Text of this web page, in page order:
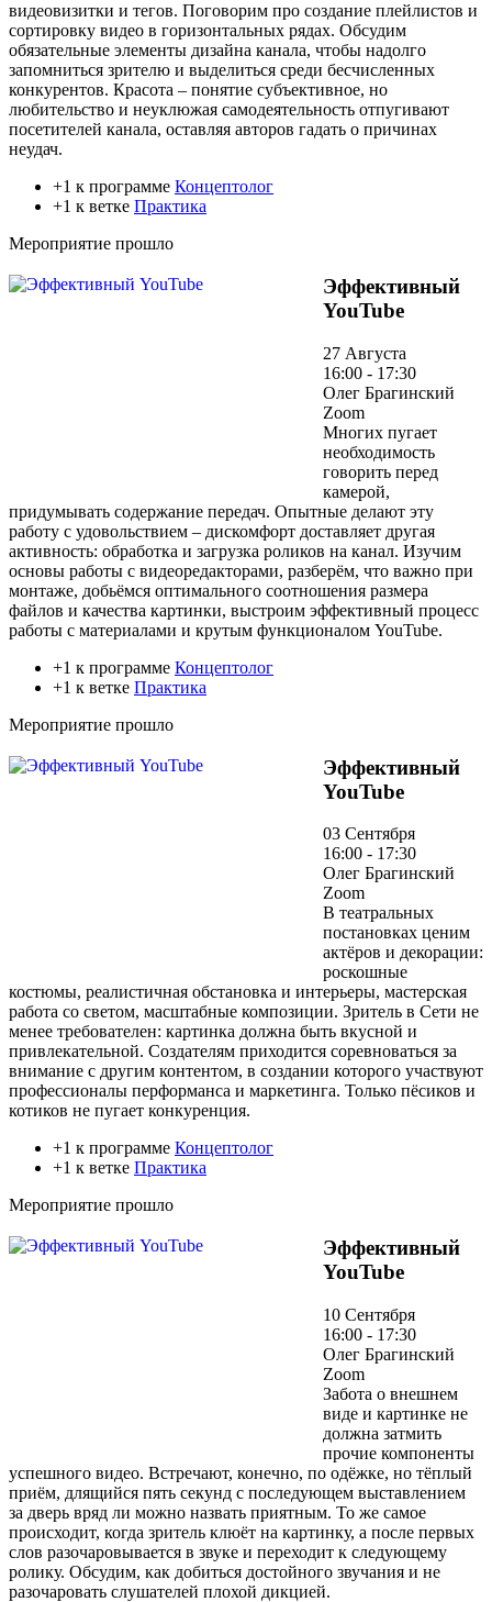
видеовизитки и тегов. Поговорим про создание плейлистов и
сортировку видео в горизонтальных рядах. Обсудим
обязательные элементы дизайна канала, чтобы надолго
запомниться зрителю и выделиться среди бесчисленных
конкурентов. Красота – понятие субъективное, но
любительство и неуклюжая самодеятельность отпугивают
посетителей канала, оставляя авторов гадать о причинах
неудач.
+1 к программе Концептолог
+1 к ветке Практика
Мероприятие прошло
Эффективный
YouTube
27 Августа
16:00 - 17:30
Олег Брагинский
Zoom
Многих пугает
необходимость
говорить перед
камерой,
придумывать содержание передач. Опытные делают эту
работу с удовольствием – дискомфорт доставляет другая
активность: обработка и загрузка роликов на канал. Изучим
основы работы с видеоредакторами, разберём, что важно при
монтаже, добьёмся оптимального соотношения размера
файлов и качества картинки, выстроим эффективный процесс
работы с материалами и крутым функционалом YouTube.
+1 к программе Концептолог
+1 к ветке Практика
Мероприятие прошло
Эффективный
YouTube
03 Сентября
16:00 - 17:30
Олег Брагинский
Zoom
В театральных
постановках ценим
актёров и декорации:
роскошные
костюмы, реалистичная обстановка и интерьеры, мастерская
работа со светом, масштабные композиции. Зритель в Сети не
менее требователен: картинка должна быть вкусной и
привлекательной. Создателям приходится соревноваться за
внимание с другим контентом, в создании которого участвуют
профессионалы перформанса и маркетинга. Только пёсиков и
котиков не пугает конкуренция.
+1 к программе Концептолог
+1 к ветке Практика
Мероприятие прошло
Эффективный
YouTube
10 Сентября
16:00 - 17:30
Олег Брагинский
Zoom
Забота о внешнем
виде и картинке не
должна затмить
прочие компоненты
успешного видео. Встречают, конечно, по одёжке, но тёплый
приём, длящийся пять секунд с последующем выставлением
за дверь вряд ли можно назвать приятным. То же самое
происходит, когда зритель клюёт на картинку, а после первых
слов разочаровывается в звуке и переходит к следующему
ролику. Обсудим, как добиться достойного звучания и не
разочаровать слушателей плохой дикцией.